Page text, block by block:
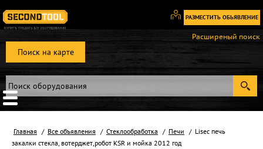
РАЗМЕСТИТЬ ОБЬЯВЛЕНИЕ
Вход
Регистрация
Поиск на карте
Расширеный поиск
Главная Все объявления Стеклообработка Печи
Lisec печь
закалки стекла, вотерджет,робот KSR и мойка 2012 год